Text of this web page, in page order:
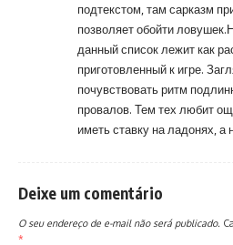
подтекстом, там сарказм
позволяет обойти
данный список лежит как
приготовленный к игре.
почувствовать ритм
провалов. Тем тех любит
иметь ставку на ладонях, а
Deixe um comentário
O seu endereço de e-mail não será publicado.
*